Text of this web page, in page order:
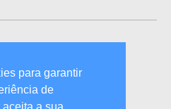
e código de conduta
para garantir
de
a sua